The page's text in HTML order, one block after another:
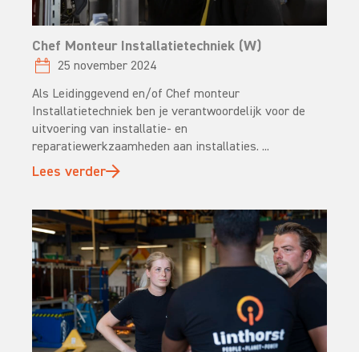
Chef Monteur Installatietechniek (W)
25 november 2024
Als Leidinggevend en/of Chef monteur
Installatietechniek ben je verantwoordelijk voor de
uitvoering van installatie- en
reparatiewerkzaamheden aan installaties. ...
Lees verder